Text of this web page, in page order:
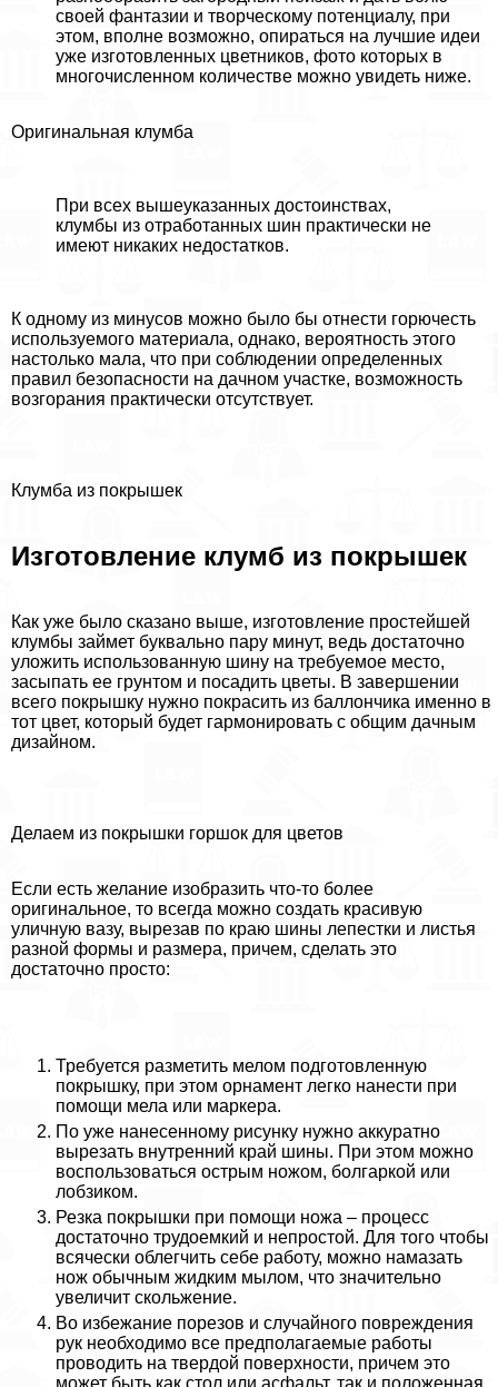
своей фантазии и творческому потенциалу, при
этом, вполне возможно, опираться на лучшие идеи
уже изготовленных цветников, фото которых в
многочисленном количестве можно увидеть ниже.
Оригинальная клумба
При всех вышеуказанных достоинствах,
клумбы из отработанных шин пpaктически не
имеют никаких недостатков.
К одному из минусов можно было бы отнести горючесть
используемого материала, однако, вероятность этого
настолько мала, что при соблюдении определенных
правил безопасности на дачном участке, возможность
возгорания пpaктически отсутствует.
Клумба из покрышек
Изготовление клумб из покрышек
Как уже было сказано выше, изготовление простейшей
клумбы займет буквально пару минут, ведь достаточно
уложить использованную шину на требуемое место,
засыпать ее грунтом и посадить цветы. В завершении
всего покрышку нужно покрасить из баллончика именно в
тот цвет, который будет гармонировать с общим дачным
дизайном.
Делаем из покрышки горшок для цветов
Если есть желание изобразить что-то более
оригинальное, то всегда можно создать красивую
уличную вазу, вырезав по краю шины лепестки и листья
разной формы и размера, причем, сделать это
достаточно просто:
Требуется разметить мелом подготовленную
покрышку, при этом орнамент легко нанести при
помощи мела или маркера.
По уже нанесенному рисунку нужно аккуратно
вырезать внутренний край шины. При этом можно
воспользоваться острым ножом, болгаркой или
лобзиком.
Резка покрышки при помощи ножа – процесс
достаточно трудоемкий и непростой. Для того чтобы
всячески облегчить себе работу, можно намазать
нож обычным жидким мылом, что значительно
увеличит скольжение.
Во избежание порезов и случайного повреждения
рук необходимо все предполагаемые работы
проводить на твердой поверхности, причем это
может быть как стол или асфальт, так и положенная